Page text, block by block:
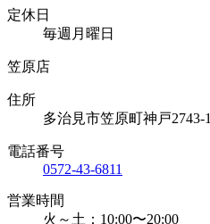
定休日
毎週月曜日
笠原店
住所
多治見市笠原町神戸2743-1
電話番号
0572-43-6811
営業時間
火～土：10:00〜20:00